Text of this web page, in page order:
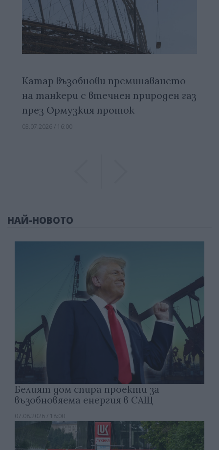
Катар възобнови преминаването
на танкери с втечнен природен газ
през Ормузкия проток
03.07.2026 / 16:00
НАЙ-НОВОТО
Белият дом спира проекти за
възобновяема енергия в САЩ
07.08.2026 / 18:00